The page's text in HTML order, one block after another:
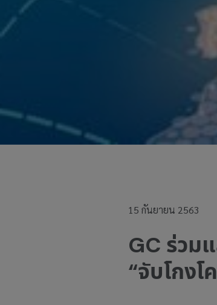
15 กันยายน 2563
GC ร่วม
“จับโกง